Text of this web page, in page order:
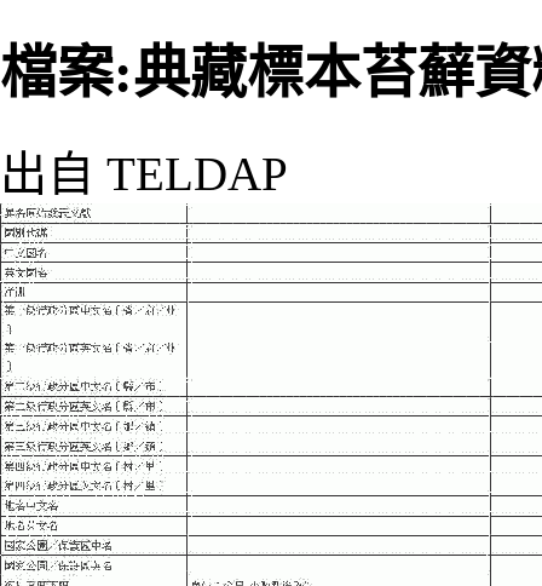
檔案:典藏標本苔蘚
出自 TELDAP